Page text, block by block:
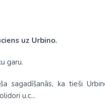
uz Urbino.
garu.
sagadīšanās, ka tieši
u.c...